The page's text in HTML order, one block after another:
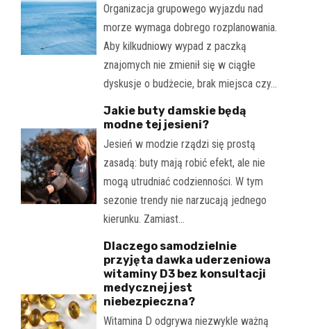
Organizacja grupowego wyjazdu nad
morze wymaga dobrego rozplanowania.
Aby kilkudniowy wypad z paczką
znajomych nie zmienił się w ciągłe
dyskusje o budżecie, brak miejsca czy…
Jakie buty damskie będą
modne tej jesieni?
Jesień w modzie rządzi się prostą
zasadą: buty mają robić efekt, ale nie
mogą utrudniać codzienności. W tym
sezonie trendy nie narzucają jednego
kierunku. Zamiast…
Dlaczego samodzielnie
przyjęta dawka uderzeniowa
witaminy D3 bez konsultacji
medycznej jest
niebezpieczna?
Witamina D odgrywa niezwykle ważną